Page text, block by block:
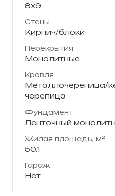
8х9
Стены
Кирпич/блоки
Перекрытия
Монолитные
Кровля
Металлочерепица/
черепица
Фундамент
Ленточный
Жилая площадь, м²
50.1
Гараж
Нет